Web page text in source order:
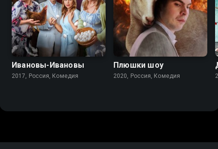
7.8 6.6
Ивановы-Ивановы
2017, Россия, Комедия
6.9
Плюшки шоу
2020, Россия, Комедия